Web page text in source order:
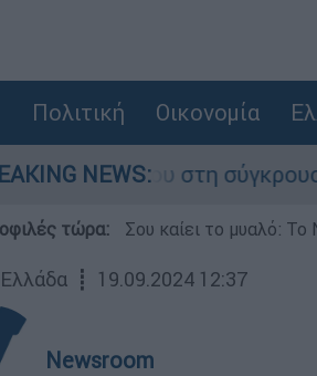
Πολιτική Οικονομία
NEWS:
του στη σύγκρουση
τώρα: Σου καίει το μυαλό:
Ελλάδα ┋ 19.09.2024 12:37
Newsroom